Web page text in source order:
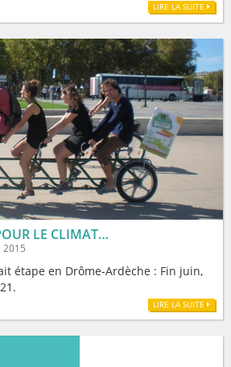
LIRE LA SUITE
LE CLIMAT…
2015
étape en Drôme-Ardèche : Fin juin,
LIRE LA SUITE